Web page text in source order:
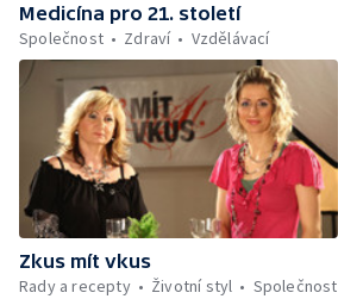
Medicína pro 21. století
Společnost
Zdraví Vzdělávací
Zkus mít vkus
Rady a recepty
Životní styl Společnost